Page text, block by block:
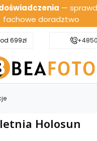
—
fachowe doradztwo
699zł Bezpieczna
Holosun